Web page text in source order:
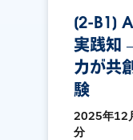
[2-B1]
実践知
力が共
験
2025年12
分